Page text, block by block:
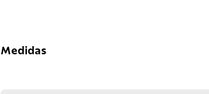
Medidas